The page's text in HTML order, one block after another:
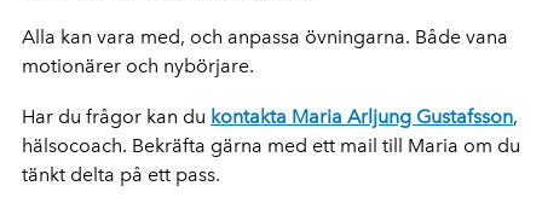
Alla kan vara med, och anpassa övningarna. Både vana
motionärer och nybörjare.
Har du frågor kan du kontakta Maria Arljung Gustafsson,
hälsocoach. Bekräfta gärna med ett mail till Maria om du
tänkt delta på ett pass.